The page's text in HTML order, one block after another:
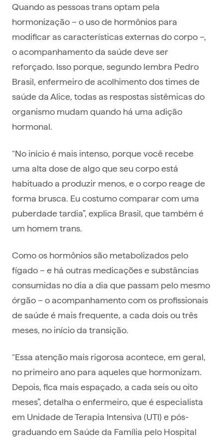
Quando as pessoas trans optam pela
hormonização – o uso de hormônios para
modificar as características externas do corpo –,
o acompanhamento da saúde deve ser
reforçado. Isso porque, segundo lembra Pedro
Brasil, enfermeiro de acolhimento dos times de
saúde da Alice, todas as respostas sistêmicas do
organismo mudam quando há uma adição
hormonal.
“No início é mais intenso, porque você recebe
uma alta dose de algo que seu corpo está
habituado a produzir menos, e o corpo reage de
forma brusca. Eu costumo comparar com uma
puberdade tardia”, explica Brasil, que também é
um homem trans.
Como os hormônios são metabolizados pelo
fígado – e há outras medicações e substâncias
consumidas no dia a dia que passam pelo mesmo
órgão – o acompanhamento com os profissionais
de saúde é mais frequente, a cada dois ou três
meses, no início da transição.
“Essa atenção mais rigorosa acontece, em geral,
no primeiro ano para aqueles que hormonizam.
Depois, fica mais espaçado, a cada seis ou oito
meses”, detalha o enfermeiro, que é especialista
em Unidade de Terapia Intensiva (UTI) e pós-
graduando em Saúde da Família pelo Hospital